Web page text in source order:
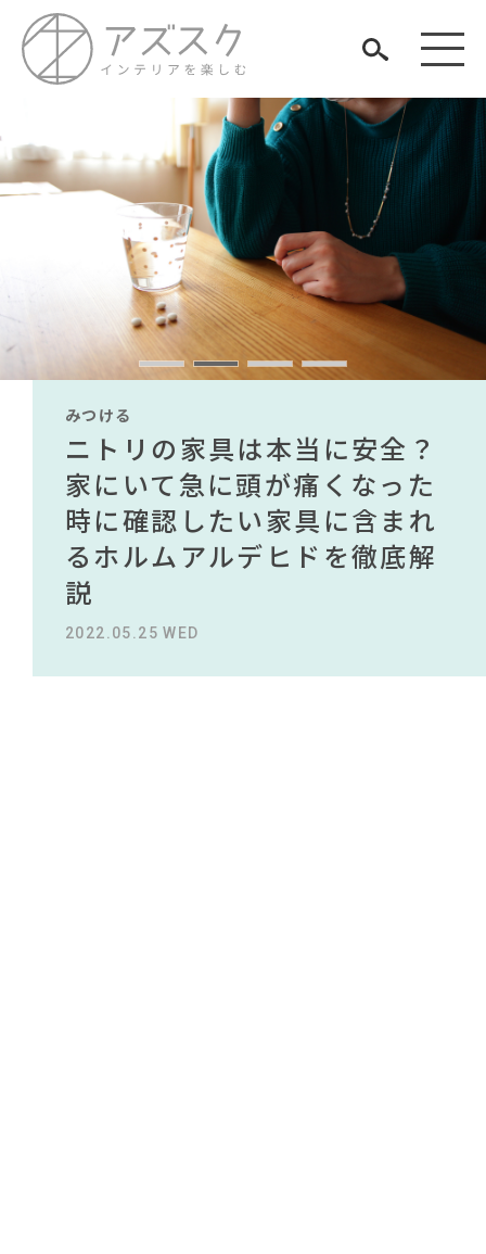
TAG LIST
#ソファ#おすすめ#インテリアの法則
#2022 秋ドラマ#コクヨ#テレワーク#映画
#テーブル #展示会
#2022 夏ドラマ
#DINOS CORPORATION#アダル#河淳
#ヤマソロ#大塚家具#MoMA#フェリシモ
#オフィスチェア#タンスのゲン
#2022 春ドラマ #IDÉE #木図鑑
#ACTUS#チェア#無印良品 #田中みな実
#岡崎製材
#KEYUCA #unico
見つける
知る
楽しむ
ARCHIVE
NEWS
ABOUT
みつける
無印で有名デザイナーのアイ
テムが手に入る？無印良品で
買える有名デザイナーがデザ
インしたインテリアを一挙紹
介
2022.10.24 MON
みつける
IKEA家具は引っ越し業者を悩
ませる？引っ越し業者に敬遠
されている理由を徹底解
説！！
2023.09.27 WED
みつける
ニトリの家具は本当に安全？
家にいて急に頭が痛くなった
時に確認したい家具に含まれ
るホルムアルデヒドを徹底解
説
2022.05.25 WED
みつける
【部屋をおしゃれにしたい人
必見】今話題のインテリアス
タイルから定番スタイルまで
紹介！おすすめインテリアス
タイル18選
2023.09.23 SAT
みつける
無印で有名デザイナーのアイ
テムが手に入る？無印良品で
買える有名デザイナーがデザ
インしたインテリアを一挙紹
介
2022.10.24 MON
みつける
IKEA家具は引っ越し業者を悩
ませる？引っ越し業者に敬遠
されている理由を徹底解
説！！
2023.09.27 WED